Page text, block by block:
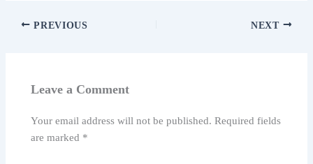
PREVIOUS NEXT
Leave a Comment
Your email address will not be published. Required fields
are marked *